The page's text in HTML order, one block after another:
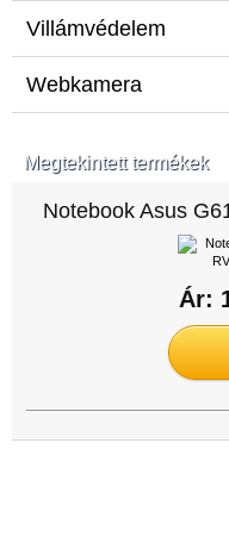
Villámvédelem
Webkamera
Megtekintett termékek
Notebook Asus
Ár: